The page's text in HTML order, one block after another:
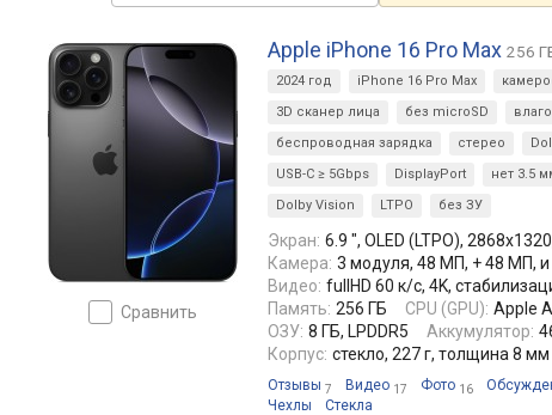
сравнить
Apple iPhone 16 Pro Max 256
2024 год iPhone 16 Pro Max
3D сканер лица
без microSD
беспроводная зарядка
стерео
USB-C ≥ 5Gbps
DisplayPort нет 3.5
Dolby Vision
LTPO без ЗУ
Экран: 6.9 ", OLED (LTPO),
Камера: 3 модуля, 48 МП, + 48 МП,
Видео: fullHD 60 к/с, 4K,
Память: 256 ГБ CPU (GPU): Apple
ОЗУ: 8 ГБ, LPDDR5 Аккумулятор:
Корпус: стекло, 227 г, толщина 8 мм
Отзывы 7 Видео 17 Фото 16
Чехлы Стекла